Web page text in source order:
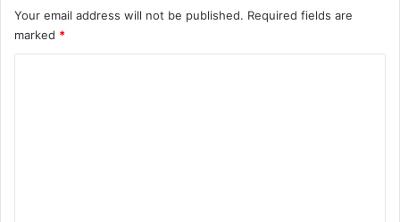
Your email address will not be published. Required fields are
marked *